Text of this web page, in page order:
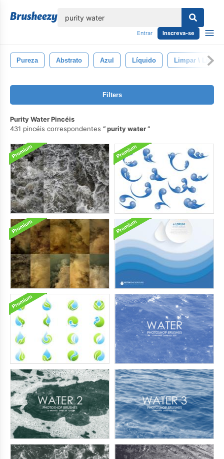
Entrar Inscreva-se
Pureza Abstrato Azul Líquido Limpar \ Limpo
Filters
Purity Water Pincéis
431 pincéis correspondentes
purity water